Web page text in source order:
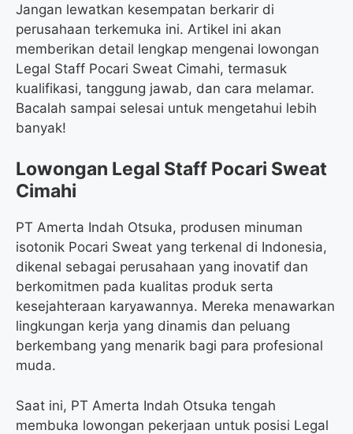
Jangan lewatkan kesempatan berkarir di
perusahaan terkemuka ini. Artikel ini akan
memberikan detail lengkap mengenai lowongan
Legal Staff Pocari Sweat Cimahi, termasuk
kualifikasi, tanggung jawab, dan cara melamar.
Bacalah sampai selesai untuk mengetahui lebih
banyak!
Lowongan Legal Staff Pocari Sweat
Cimahi
PT Amerta Indah Otsuka, produsen minuman
isotonik Pocari Sweat yang terkenal di Indonesia,
dikenal sebagai perusahaan yang inovatif dan
berkomitmen pada kualitas produk serta
kesejahteraan karyawannya. Mereka menawarkan
lingkungan kerja yang dinamis dan peluang
berkembang yang menarik bagi para profesional
muda.
Saat ini, PT Amerta Indah Otsuka tengah
membuka lowongan pekerjaan untuk posisi Legal